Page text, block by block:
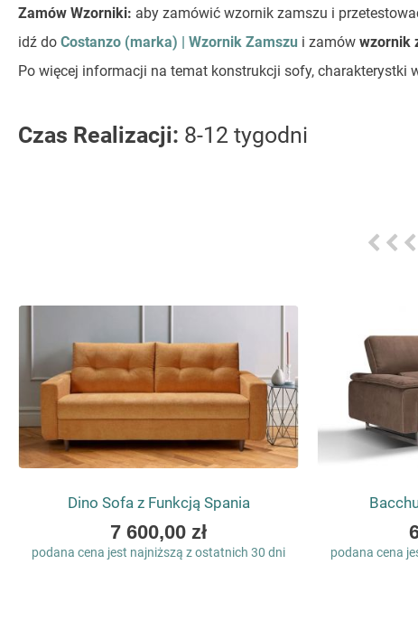
Zamów Wzorniki: aby zamówić wzornik zamszu i
idź do Costanzo (marka) | Wzornik Zamszu i zamów wzornik
Po więcej informacji na temat konstrukcji sofy, charakterystki
Czas Realizacji: 8-12 tygodni
Dino Sofa z Funkcją Spania
As
low
7 600,00 zł
podana cena jest najniższą z ostatnich 30 dni
As
podana cena